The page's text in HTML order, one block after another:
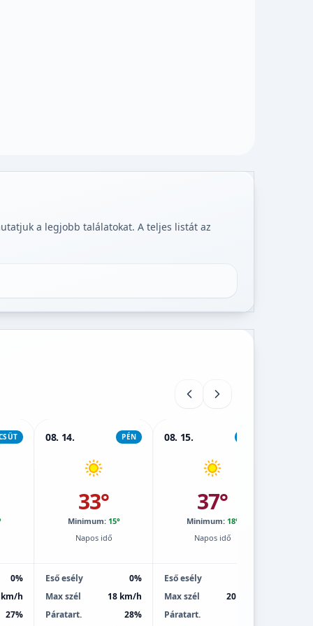
a legjobb találatokat. A teljes listát az
0%
h
27%
08. 14. PÉN
33°
Minimum: 15°
Napos idő
Eső esély
0%
Max szél
18 km/h
Páratart.
28%
08. 15.
37°
Minimum: 18°
Napos idő
Eső esély
Max szél
20 km/h
Páratart.